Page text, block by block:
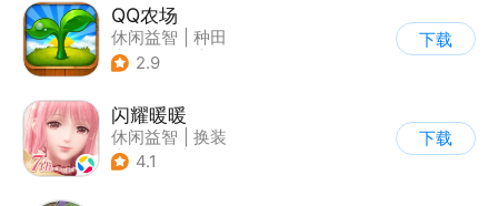
QQ农场
休闲益智
种田
| 田园生活
2.9
下载
闪耀暖暖
休闲益智
换装
| 女性向
4.1
下载